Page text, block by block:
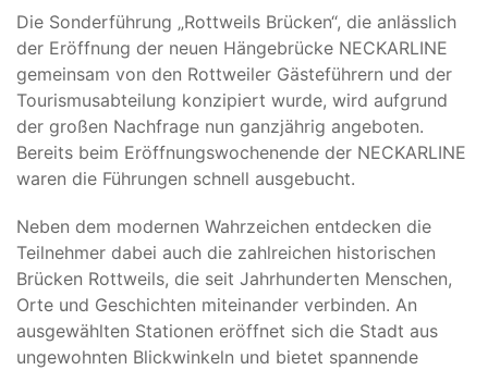
Die Sonderführung „Rottweils Brücken“, die anlässlich
der Eröffnung der neuen Hängebrücke NECKARLINE
gemeinsam von den Rottweiler Gästeführern und der
Tourismusabteilung konzipiert wurde, wird aufgrund
der großen Nachfrage nun ganzjährig angeboten.
Bereits beim Eröffnungswochenende der NECKARLINE
waren die Führungen schnell ausgebucht.
Neben dem modernen Wahrzeichen entdecken die
Teilnehmer dabei auch die zahlreichen historischen
Brücken Rottweils, die seit Jahrhunderten Menschen,
Orte und Geschichten miteinander verbinden. An
ausgewählten Stationen eröffnet sich die Stadt aus
ungewohnten Blickwinkeln und bietet spannende